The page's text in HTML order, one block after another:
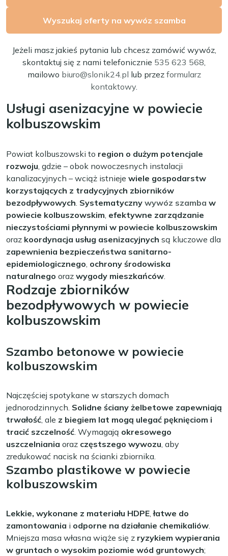
Wyszukaj oferty na wywóz szamba
Jeżeli masz jakieś pytania lub chcesz zamówić wywóz,
skontaktuj się z nami telefonicznie 535 623 568,
mailowo biuro@slonik24.pl lub przez formularz
kontaktowy.
Usługi asenizacyjne w powiecie
kolbuszowskim
Powiat kolbuszowski to region o dużym potencjale
rozwoju, gdzie – obok nowoczesnych instalacji
kanalizacyjnych – wciąż istnieje wiele gospodarstw
korzystających z tradycyjnych zbiorników
bezodpływowych. Systematyczny wywóz szamba w
powiecie kolbuszowskim, efektywne zarządzanie
nieczystościami płynnymi w powiecie kolbuszowskim
oraz koordynacja usług asenizacyjnych są kluczowe dla
zapewnienia bezpieczeństwa sanitarno-
epidemiologicznego, ochrony środowiska
naturalnego oraz wygody mieszkańców.
Rodzaje zbiorników
bezodpływowych w powiecie
kolbuszowskim
Szambo betonowe w powiecie
kolbuszowskim
Najczęściej spotykane w starszych domach
jednorodzinnych. Solidne ściany żelbetowe zapewniają
trwałość, ale z biegiem lat mogą ulegać pęknięciom i
tracić szczelność. Wymagają okresowego
uszczelniania oraz częstszego wywozu, aby
zredukować nacisk na ścianki zbiornika.
Szambo plastikowe w powiecie
kolbuszowskim
Lekkie, wykonane z materiału HDPE,łatwe do
zamontowania i odporne na działanie chemikaliów.
Mniejsza masa własna wiąże się z ryzykiem wypierania
w gruntach o wysokim poziomie wód gruntowych;